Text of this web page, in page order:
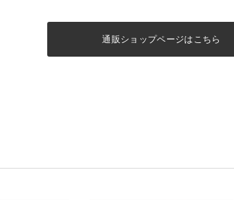
通販ショップページはこちら